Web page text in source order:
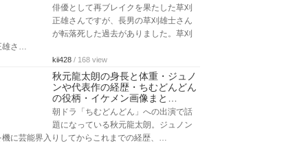
俳優として再ブレイクを果たした草刈
正雄さんですが、長男の草刈雄士さん
が転落死した過去がありました。草刈
雄さ…
kii428 / 168 view
秋元龍太朗の身長と体重・ジュノ
ンや代表作の経歴・ちむどんどん
の役柄・イケメン画像まと…
朝ドラ「ちむどんどん」への出演で話
題になっている秋元龍太朗。ジュノン
機に芸能界入りしてからこれまでの経歴、…